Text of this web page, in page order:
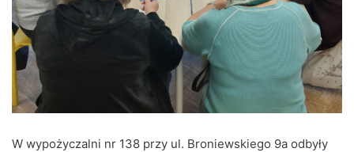
W wypożyczalni nr 138 przy ul. Broniewskiego 9a odbyły